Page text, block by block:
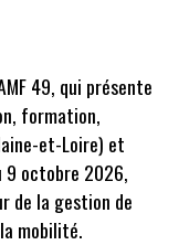
49, qui présente
formation,
et-Loire) et
9 octobre 2026,
de la gestion de
mobilité.